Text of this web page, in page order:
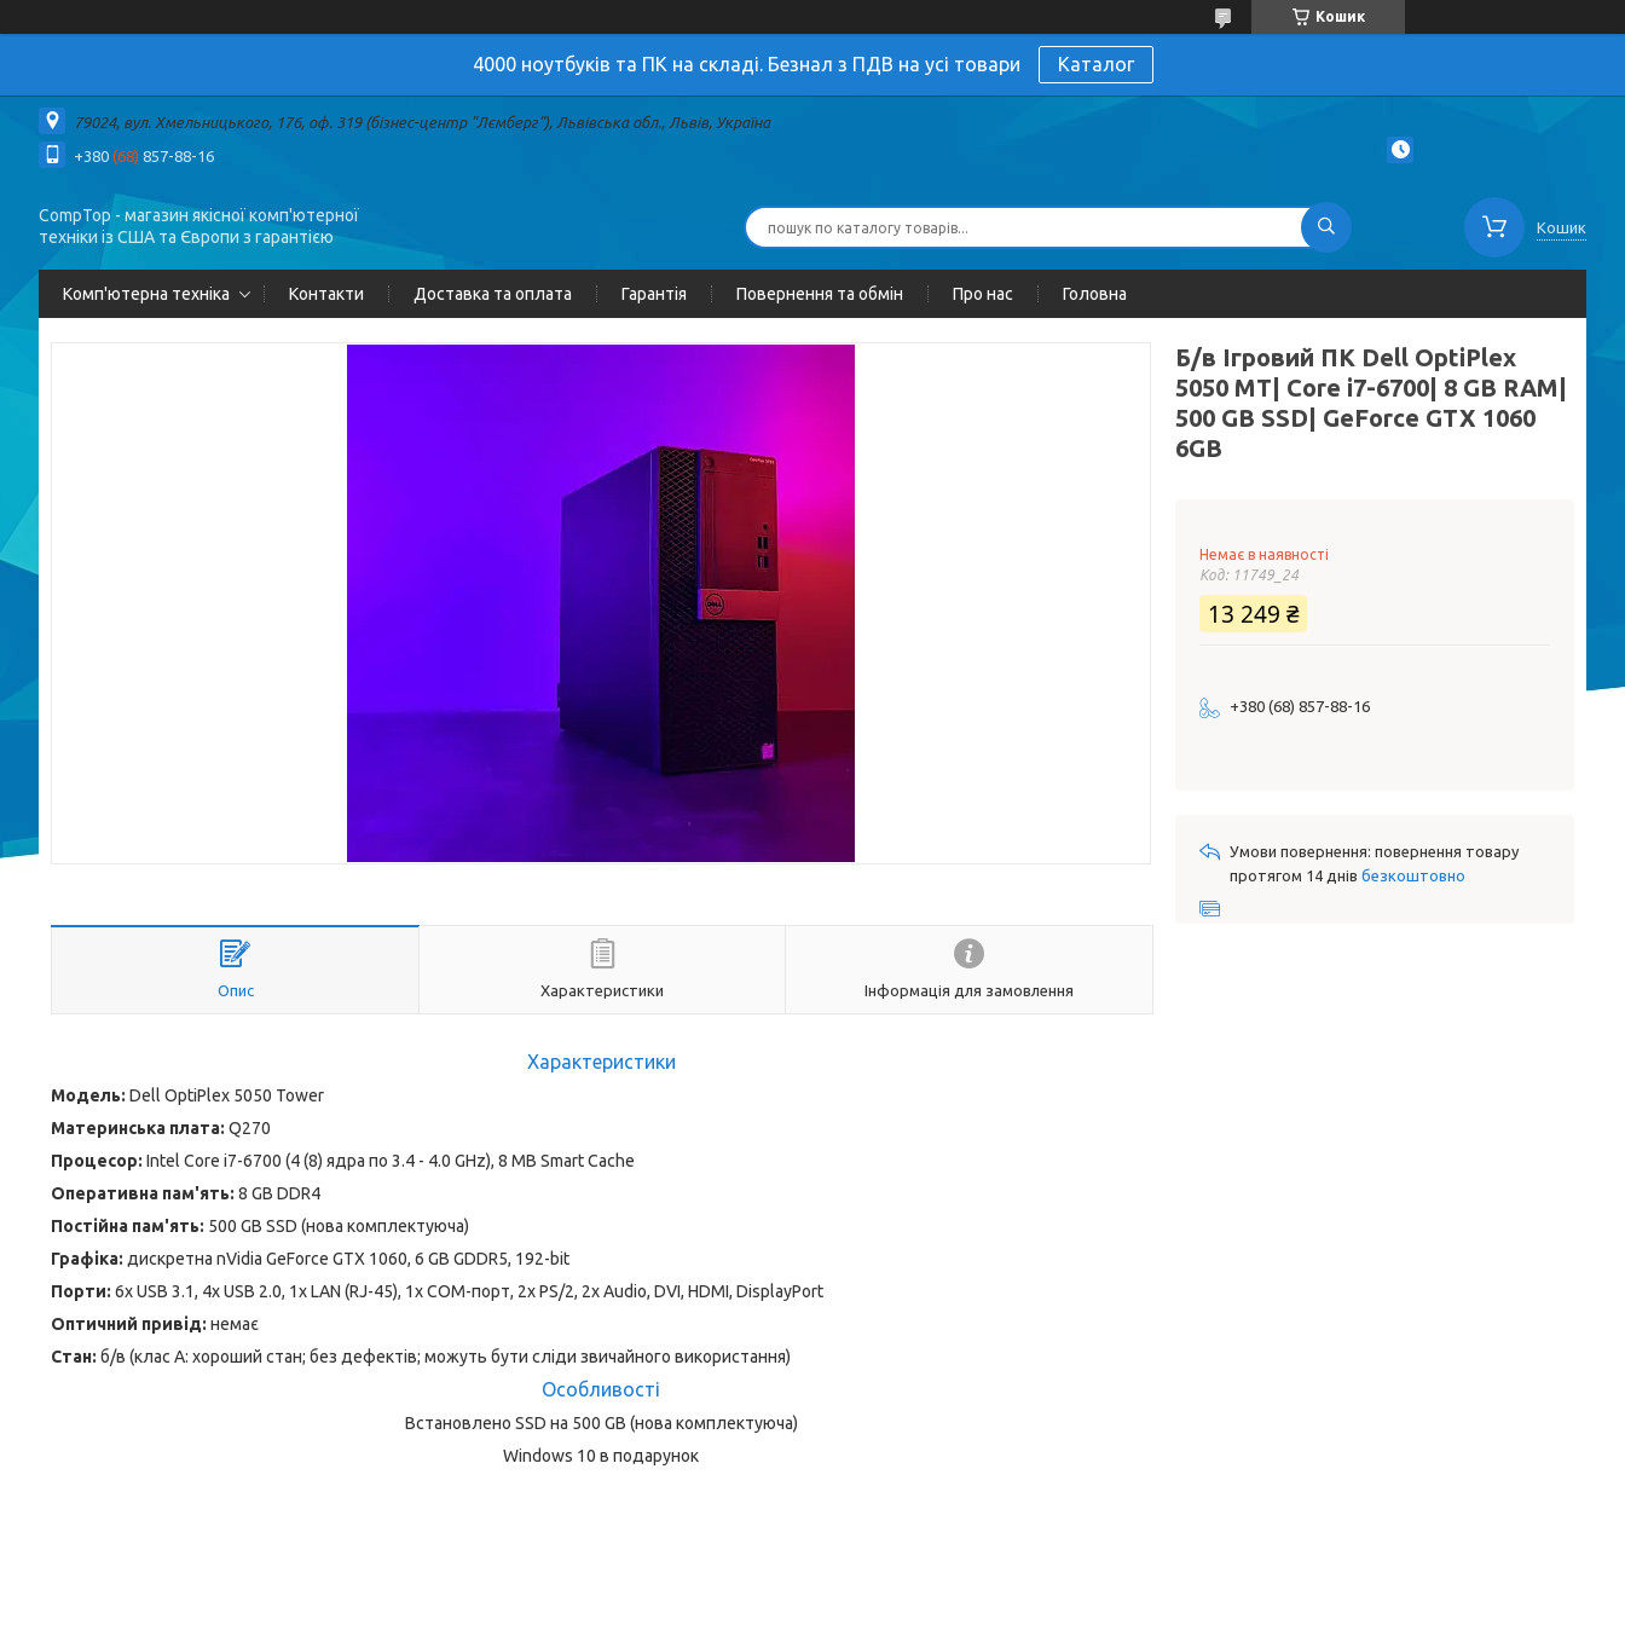
Кошик
4000 ноутбуків та ПК на складі. Безнал з ПДВ на усі товари Каталог
79024, вул. Хмельницького, 176, оф. 319 (бізнес-центр "Лємберг"), Львівська обл., Львів, Україна
+380 (68) 857-88-16
CompTop - магазин якісної комп'ютерної
техніки із США та Європи з гарантією
Кошик
Комп'ютерна техніка Контакти Доставка та оплата Гарантія Повернення та обмін Про нас Головна
Опис Характеристики Інформація для замовлення
Характеристики
Модель: Dell OptiPlex 5050 Tower
Материнська плата: Q270
Процесор: Intel Core i7-6700 (4 (8) ядра по 3.4 - 4.0 GHz), 8 MB Smart Cache
Оперативна пам'ять: 8 GB DDR4
Постійна пам'ять: 500 GB SSD (нова комплектуюча)
Графіка: дискретна nVidia GeForce GTX 1060, 6 GB GDDR5, 192-bit
Порти: 6x USB 3.1, 4x USB 2.0, 1x LAN (RJ-45), 1x COM-порт, 2x PS/2, 2x Audio, DVI, HDMI, DisplayPort
Оптичний привід: немає
Стан: б/в (клас А: хороший стан; без дефектів; можуть бути сліди звичайного використання)
Особливості
Встановлено SSD на 500 GB (нова комплектуюча)
Windows 10 в подарунок
Б/в Ігровий ПК Dell OptiPlex
5050 MT| Core i7-6700| 8 GB RAM|
500 GB SSD| GeForce GTX 1060
6GB
Немає в наявності
Код: 11749_24
13 249 ₴
+380 (68) 857-88-16
повернення товару
протягом 14 днів безкоштовно